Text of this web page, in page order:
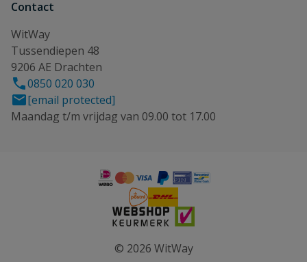
Contact
WitWay
Tussendiepen 48
9206 AE Drachten
0850 020 030
[email protected]
Maandag t/m vrijdag van 09.00 tot 17.00
© 2026 WitWay